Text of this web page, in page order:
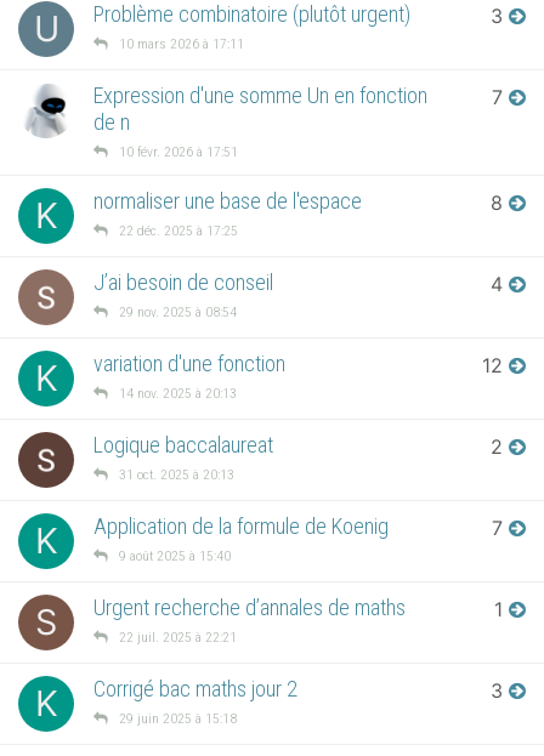
U Problème combinatoire (plutôt urgent)
10 mars 2026 à 17:11
3
Expression d'une somme Un en fonction
de n
10 févr. 2026 à 17:51
7
K normaliser une base de l'espace
22 déc. 2025 à 17:25
8
J’ai besoin de conseil
29 nov. 2025 à 08:54
4
K variation d'une fonction
14 nov. 2025 à 20:13
12
Logique baccalaureat
31 oct. 2025 à 20:13
2
K Application de la formule de Koenig
9 août 2025 à 15:40
7
S Urgent recherche d’annales de maths
22 juil. 2025 à 22:21
1
K Corrigé bac maths jour 2
29 juin 2025 à 15:18
3